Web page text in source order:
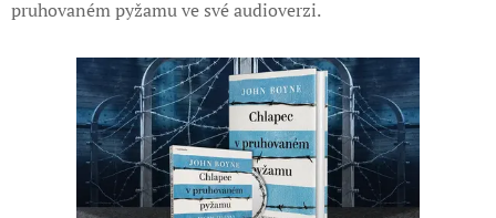
pruhovaném pyžamu ve své audioverzi.